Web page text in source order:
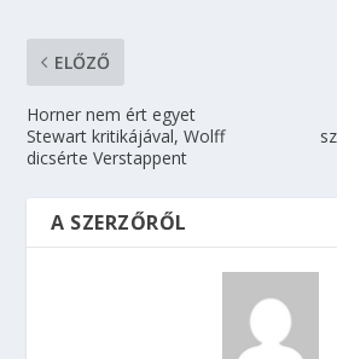
ELŐZŐ
Horner nem ért egyet
Stewart kritikájával, Wolff
dicsérte Verstappent
A SZERZŐRŐL